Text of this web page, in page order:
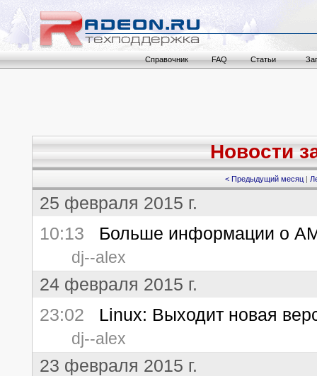
Справочник FAQ Статьи
Новости
< Предыдущий месяц |
25 февраля 2015 г.
10:13 Больше информации о
dj--alex
24 февраля 2015 г.
23:02 Linux: Выходит новая
dj--alex
23 февраля 2015 г.